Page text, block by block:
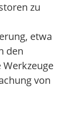
zu
etwa
den
von